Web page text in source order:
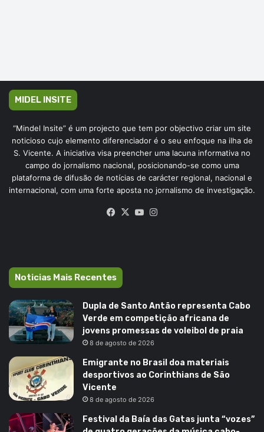
MIDEL INSITE
“Mindel Insite” é um projecto que tem por objectivo criar um site
noticioso cujo elemento diferenciador é o seu enfoque na ilha de
S. Vicente. A iniciativa visa preencher uma lacuna informativa no
campo do jornalismo nacional, posicionando-se como uma
plataforma de difusão de notícias de carácter regional, nacional e
internacional, com uma forte aposta no jornalismo de investigação.
Facebook
X YouTube
Noticias Mais Recentes
Dupla de Santo Antão representa Cabo
Verde em competição africana de
jovens promessas de voleibol de praia
8 de agosto de 2026
Emigrante no Brasil doa materiais
desportivos ao Corinthians de São
Vicente
8 de agosto de 2026
Festival da Baía das Gatas junta “vozes”